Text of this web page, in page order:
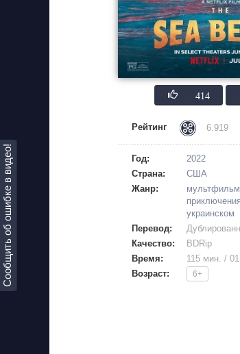
Сообщить об ошибке в видео!
414
Рейтинг 6.919
Год:
2022
Страна:
США
Жанр:
мультфильм
приключения
украинском
Перевод:
Качество:
BDRip
Время:
115 мин. /
Возраст:
6+